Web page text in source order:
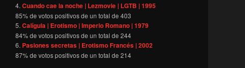
Cuando cae la noche | Lezmovie | LGTB | 1995
85% de votos positivos de un total de403
Calígula | Erotismo | Imperio Romano | 1979
84% de votos positivos de un total de244
Pasiones secretas | Erotismo Francés | 2002
87% de votos positivos de un total de214